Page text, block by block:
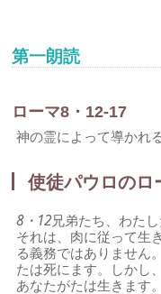
第一朗読
ローマ8・12-17
神の霊によって導かれ
使徒パウロのロ
8・12兄弟たち、わた
それは、肉に従って生
る義務ではありません。
たは死にます。しかし
あなたがたは生きます。